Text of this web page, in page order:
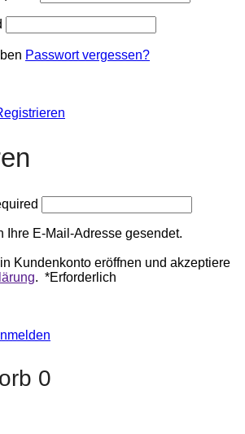
Passwort vergessen?
Ihre E-Mail-Adresse gesendet.
Kundenkonto eröffnen und akzeptiere
. *Erforderlich
0